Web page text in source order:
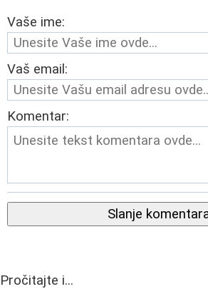
Vaše ime:
Vaš email:
Komentar:
Slanje
Pročitajte i...